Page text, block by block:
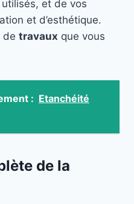
et de vos
et d’esthétique.
de travaux que vous
: Etanchéité
de la